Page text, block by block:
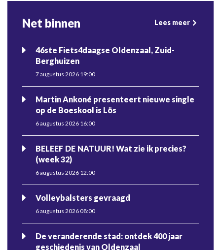
Net binnen Lees meer
46ste Fiets4daagse Oldenzaal, Zuid-
Berghuizen
7 augustus 2026 19:00
Martin Ankoné presenteert nieuwe single
op de Boeskool is Lös
6 augustus 2026 16:00
BELEEF DE NATUUR! Wat zie ik precies?
(week 32)
6 augustus 2026 12:00
Volleybalsters gevraagd
6 augustus 2026 08:00
De veranderende stad: ontdek 400 jaar
geschiedenis van Oldenzaal